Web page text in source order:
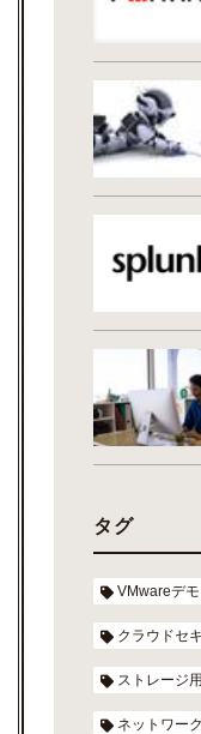
タグ
VMwareデ
クラウドセ
ストレージ
ネットワー